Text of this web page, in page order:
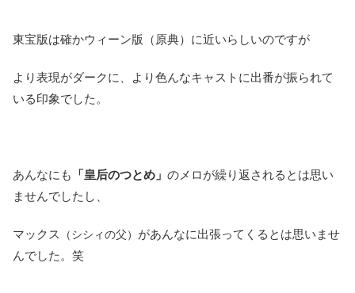
東宝版は確かウィーン版（原典）に近いらしいのですが
より表現がダークに、より色んなキャストに出番が振られて
いる印象でした。
あんなにも 「皇后のつとめ」 のメロが繰り返されるとは思い
ませんでしたし、
マックス （シシィの父） があんなに出張ってくるとは思いませ
んでした。笑